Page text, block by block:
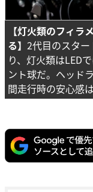
【灯火類のフィラ
る】 2代目のスター
り、灯火類はLED
ント球だ。ヘッド
間走行時の安心感